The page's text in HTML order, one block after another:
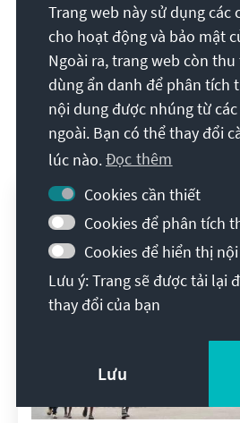
Sie garantiert das für
Format!
Các ấn phẩm
Trang web này sử dụng các
cho hoạt động và bảo mật
Ngoài ra, trang web còn
dùng ẩn danh để phân tích
nội dung được nhúng từ
ngoài. Bạn có thể thay đổi
lúc nào.Đọc thêm
Cookies cần thiết
Cookies để phân tích
Cookies để hiển thị
Lưu ý: Trang sẽ được tải lại
thay đổi của bạn
Lưu